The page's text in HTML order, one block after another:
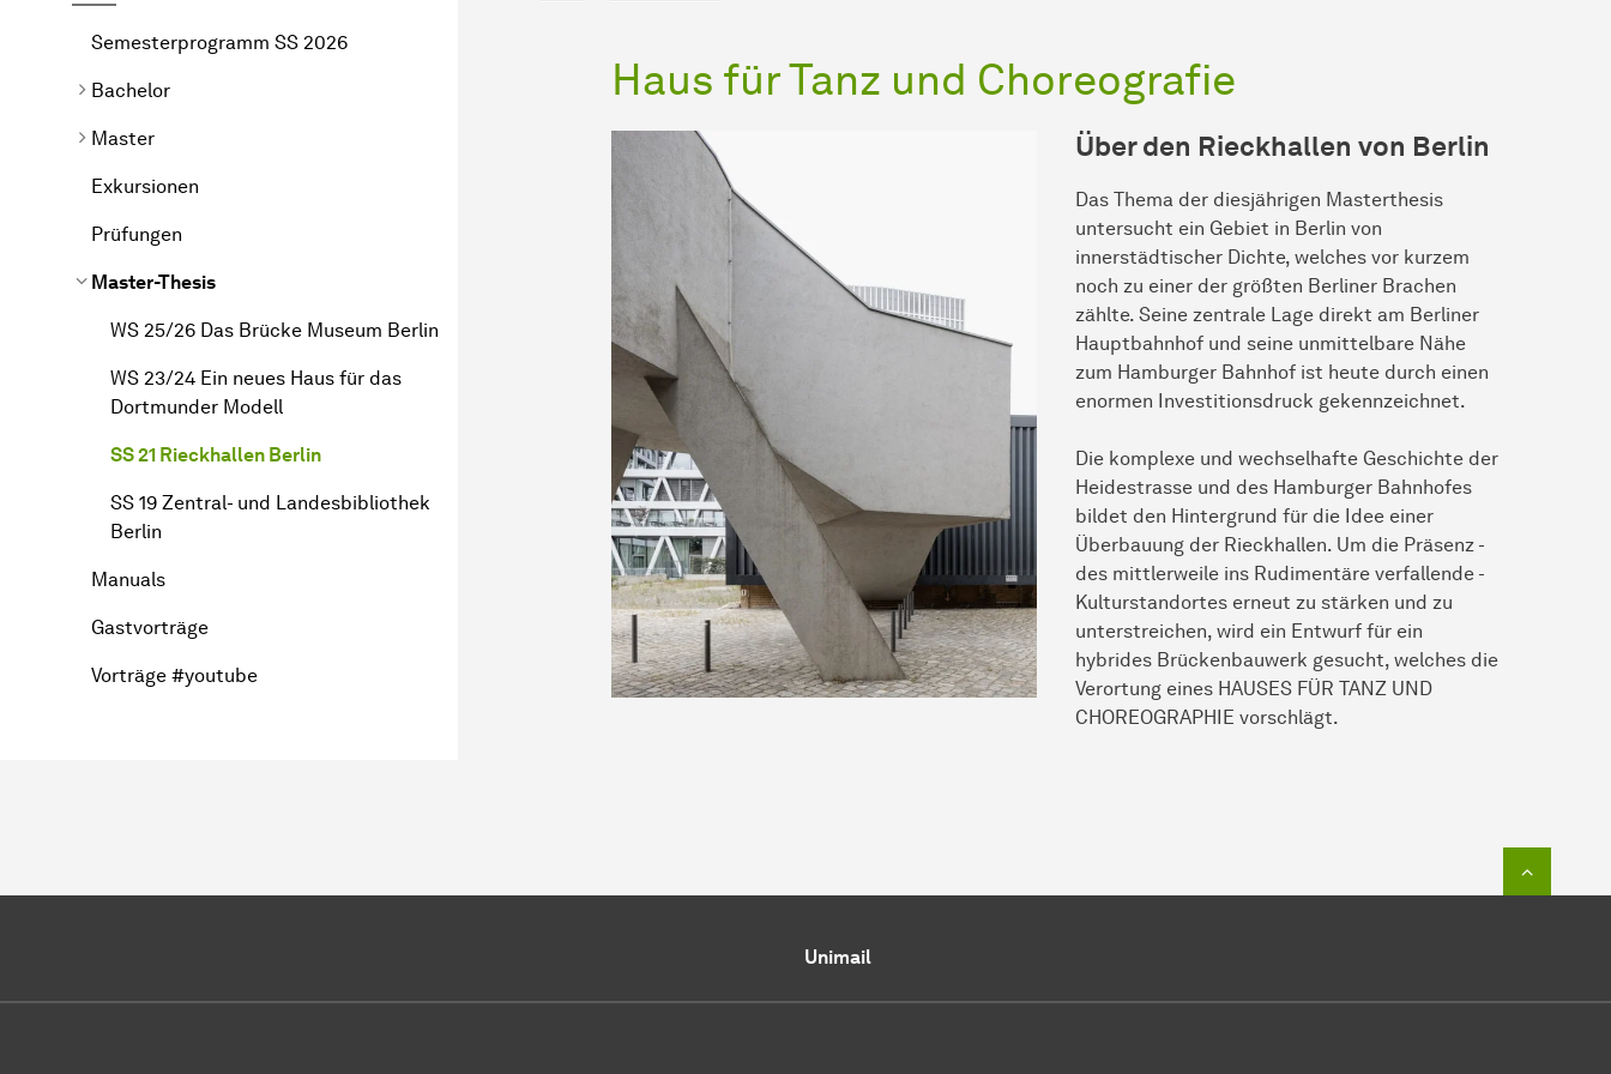
Semesterprogramm SS 2026
Bachelor
Master
Exkursionen
Prüfungen
Master-Thesis
WS 25/26 Das Brücke Museum Berlin
WS 23/24 Ein neues Haus für das
Dortmunder Modell
SS 21 Rieckhallen Berlin
SS 19 Zentral- und Landesbibliothek
Berlin
Manuals
Gastvorträge
Vorträge #youtube
Haus für Tanz und Choreografie
Über den Rieckhallen von Berlin
Das Thema der diesjährigen Masterthesis
untersucht ein Gebiet in Berlin von
innerstädtischer Dichte, welches vor kurzem
noch zu einer der größten Berliner Brachen
zählte. Seine zentrale Lage direkt am Berliner
Hauptbahnhof und seine unmittelbare Nähe
zum Hamburger Bahnhof ist heute durch einen
enormen Investitionsdruck gekennzeichnet.
Die komplexe und wechselhafte Geschichte der
Heidestrasse und des Hamburger Bahnhofes
bildet den Hintergrund für die Idee einer
Überbauung der Rieckhallen. Um die Präsenz -
des mittlerweile ins Rudimentäre verfallende -
Kulturstandortes erneut zu stärken und zu
unterstreichen, wird ein Entwurf für ein
hybrides Brückenbauwerk gesucht, welches die
Verortung eines HAUSES FÜR TANZ UND
CHOREOGRAPHIE vorschlägt.
Unimail